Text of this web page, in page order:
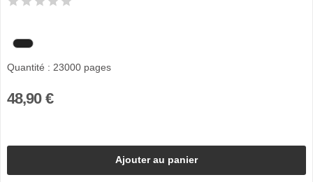
Quantité : 23000 pages
48,90 €
Ajouter au panier